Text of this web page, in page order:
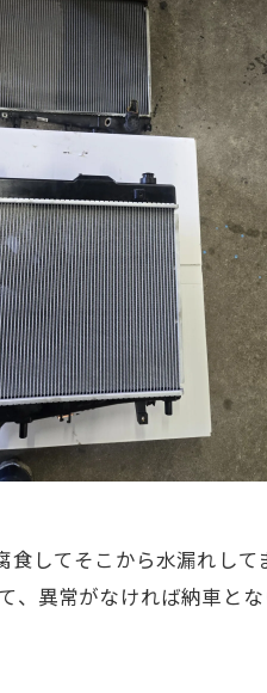
してそこから水漏れして
、異常がなければ納車とな